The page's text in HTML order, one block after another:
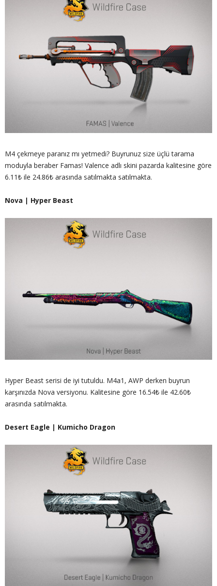
M4 çekmeye paranız mı yetmedi? Buyrunuz size üçlü tarama
moduyla beraber Famas! Valence adlı skini pazarda kalitesine göre
6.11₺ ile 24.86₺ arasında satılmakta satılmakta.
Nova | Hyper Beast
Hyper Beast serisi de iyi tutuldu. M4a1, AWP derken buyrun
karşınızda Nova versiyonu. Kalitesine göre 16.54₺ ile 42.60₺
arasında satılmakta.
Desert Eagle | Kumicho Dragon